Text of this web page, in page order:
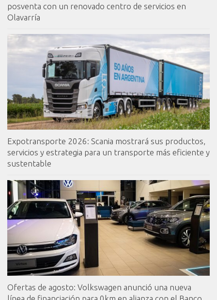
posventa con un renovado centro de servicios en
Olavarría
Expotransporte 2026: Scania mostrará sus productos,
servicios y estrategia para un transporte más eficiente y
sustentable
Ofertas de agosto: Volkswagen anunció una nueva